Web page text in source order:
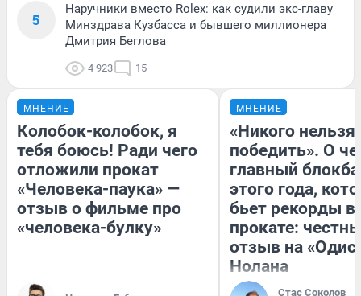
5
Наручники вместо Rolex: как судили экс-главу
Минздрава Кузбасса и бывшего миллионера
Дмитрия Беглова
4 923 15
МНЕНИЕ
Колобок-колобок, я
тебя боюсь! Ради чего
отложили прокат
«Человека-паука» —
отзыв о фильме про
«человека-булку»
МНЕНИЕ
«Никого нельзя
победить». О
главный
этого года,
бьет рекорды в
прокате:
отзыв на
Нолана
Стас Соколов